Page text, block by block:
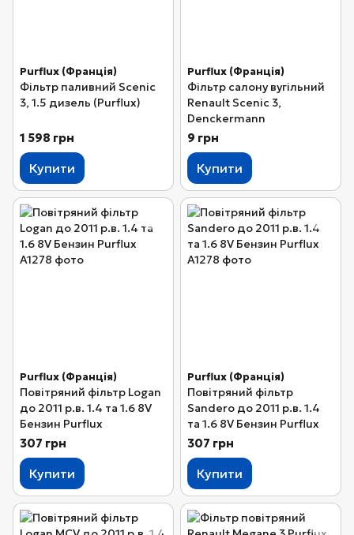
Purflux (Франція)
Фільтр паливний Scenic
3, 1.5 дизель (Purflux)
1 598 грн
Купити
Purflux (Франція)
Фільтр салону вугільний
Renault Scenic 3,
Denckermann
9 грн
Купити
Purflux (Франція)
Повітряний фільтр Logan
до 2011 р.в. 1.4 та 1.6 8V
Бензин Purflux
307 грн
Купити
Purflux (Франція)
Повітряний фільтр
Sandero до 2011 р.в. 1.4
та 1.6 8V Бензин Purflux
307 грн
Купити